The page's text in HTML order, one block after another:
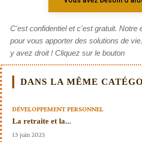
C'est confidentiel et c'est gratuit. Notre
pour vous apporter des solutions de
y avez droit ! Cliquez sur le bouton
DANS LA MÊME
DÉVELOPPEMENT PERSONNEL
La retraite et la...
13 juin 2025